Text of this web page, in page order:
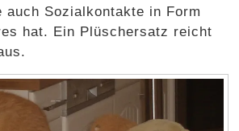
Sozialkontakte in Form
hat. Ein Plüschersatz reicht